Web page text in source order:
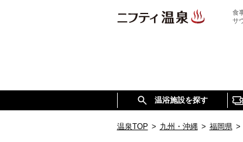
食
サ
温浴施設を探す
温泉TOP > 九州・沖縄 > 福岡県 >